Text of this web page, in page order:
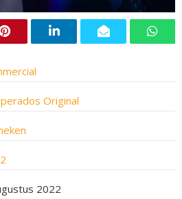
Original
2022